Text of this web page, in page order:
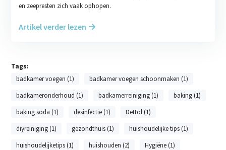
en zeepresten zich vaak ophopen.
Artikel verder lezen
Tags:
badkamer voegen (1)
badkamer voegen schoonmaken (1)
badkameronderhoud (1)
badkamerreiniging (1)
baking (1)
baking soda (1)
desinfectie (1)
Dettol (1)
diyreiniging (1)
gezondthuis (1)
huishoudelijke tips (1)
huishoudelijketips (1)
huishouden (2)
Hygiëne (1)